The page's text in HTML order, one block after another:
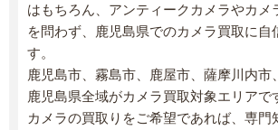
はもちろん、アンティークカメラやカメ
を問わず、鹿児島県でのカメラ買取に自
す。
鹿児島市、霧島市、鹿屋市、薩摩川内市
鹿児島県全域がカメラ買取対象エリアで
カメラの買取りをご希望であれば、専門